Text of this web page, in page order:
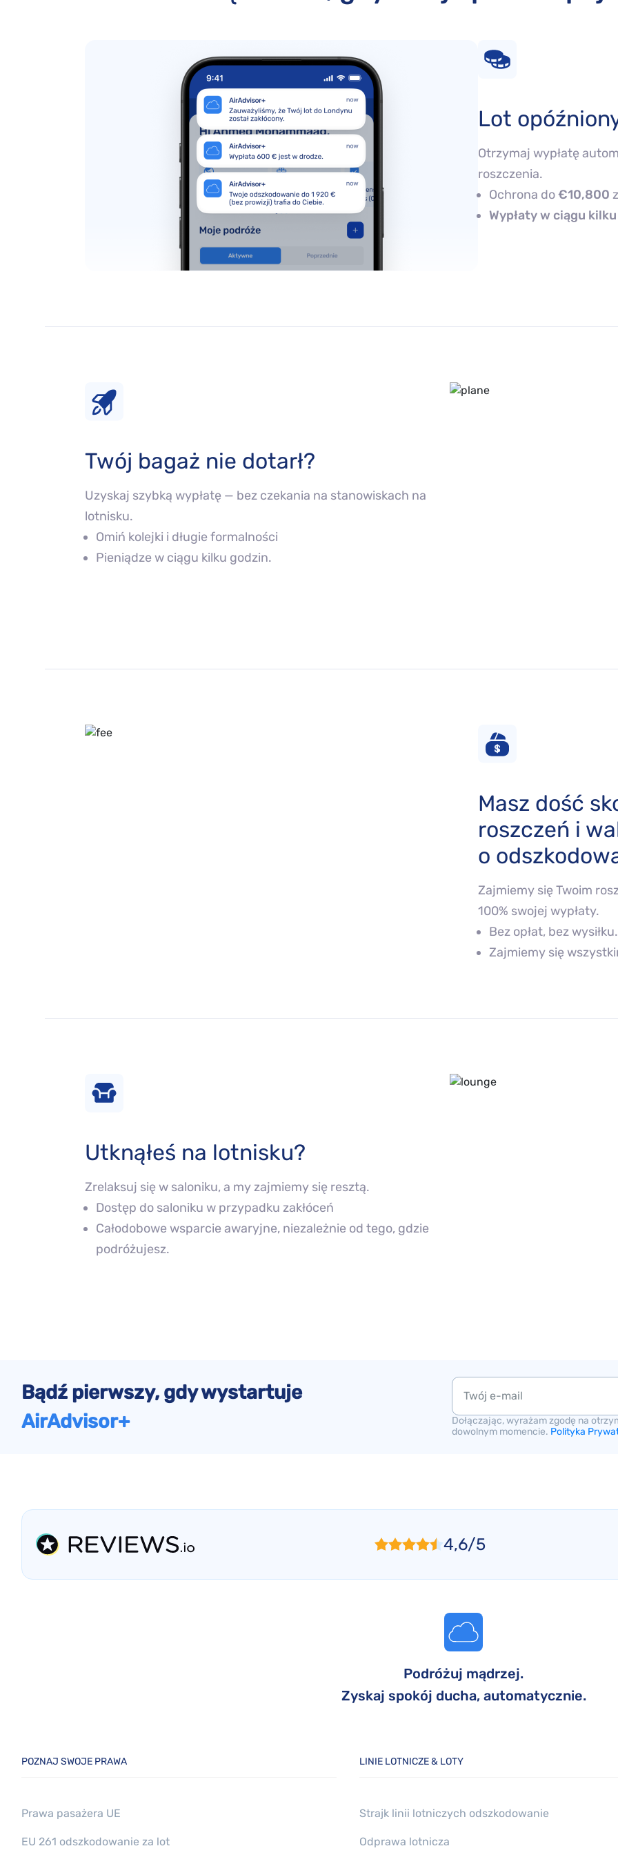
Lot
Otrzymaj wypłatę
roszczenia.
Ochrona do€10,800
Wypłaty w ciągu
Twój bagaż nie dotarł?
Uzyskaj szybką wypłatę — bez czekania na stanowiskach na
lotnisku.
Omiń kolejki i długie formalności
Pieniądze w ciągu kilku godzin.
Masz dość
roszczeń i
o
Zajmiemy się Twoim
100% swojej wypłaty.
Bez opłat, bez wysiłku.
Zajmiemy się
Utknąłeś na lotnisku?
Zrelaksuj się w saloniku, a my zajmiemy się resztą.
Dostęp do saloniku w przypadku zakłóceń
Całodobowe wsparcie awaryjne, niezależnie od tego, gdzie
podróżujesz.
Bądź pierwszy, gdy wystartuje
AirAdvisor+
Dołączając, wyrażam zgodę na
dowolnym momencie. Polityka
4,6/5
Podróżuj mądrzej.
Zyskaj spokój ducha, automatycznie.
POZNAJ SWOJE PRAWA
Prawa pasażera UE
EU 261 odszkodowanie za lot
LINIE LOTNICZE & LOTY
Strajk linii lotniczych odszkodowanie
Odprawa lotnicza